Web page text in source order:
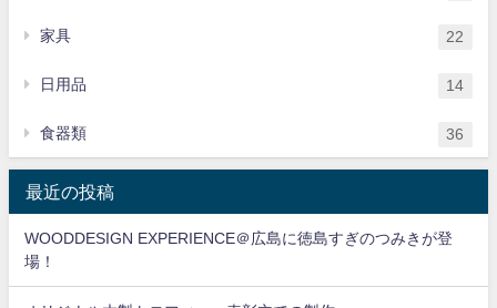
家具 22
日用品 14
食器類 36
最近の投稿
WOODDESIGN EXPERIENCE＠広島に徳島すぎのつみきが登
場！